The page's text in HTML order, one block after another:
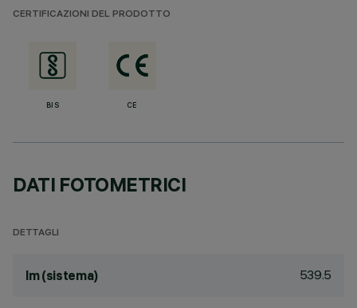
CERTIFICAZIONI DEL PRODOTTO
BIS CE
DATI FOTOMETRICI
DETTAGLI
lm (sistema) 539.5